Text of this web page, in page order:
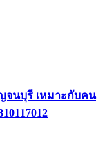
จนบุรี เหมาะกับคน